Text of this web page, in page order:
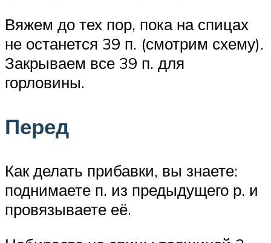
Вяжем до тех пор, пока на спицах
не останется 39 п. (смотрим схему).
Закрываем все 39 п. для
горловины.
Перед
Как делать прибавки, вы знаете:
поднимаете п. из предыдущего р. и
провязываете её.